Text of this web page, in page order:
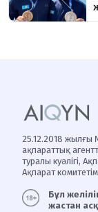
25.12.2018 жылғы
ақпараттық
туралы куәлігі,
Ақпарат
Бұл
жастан